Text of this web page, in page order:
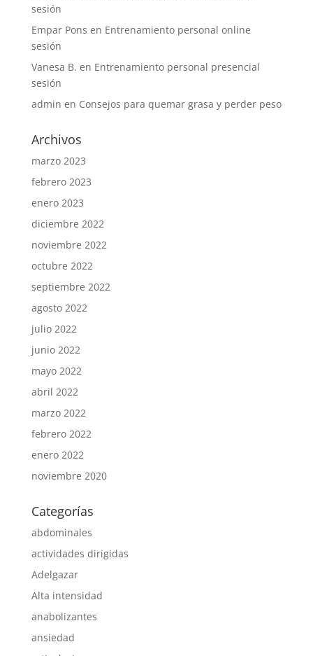
sesión
Empar Pons en Entrenamiento personal online
sesión
Vanesa B. en Entrenamiento personal presencial
sesión
admin en Consejos para quemar grasa y perder peso
Archivos
marzo 2023
febrero 2023
enero 2023
diciembre 2022
noviembre 2022
octubre 2022
septiembre 2022
agosto 2022
julio 2022
junio 2022
mayo 2022
abril 2022
marzo 2022
febrero 2022
enero 2022
noviembre 2020
Categorías
abdominales
actividades dirigidas
Adelgazar
Alta intensidad
anabolizantes
ansiedad